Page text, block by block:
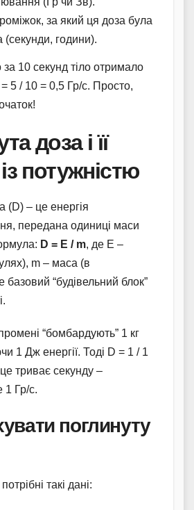
за який ця доза була
(секунди, години).
10 секунд тіло отримало
5 / 10 = 0,5 Гр/с. Просто,
доза і її
потужністю
(D) – це енергія
передана одиниці маси
D = E / m, де E –
m – маса (в
базовий “будівельний блок”
“бомбардують” 1 кг
1 Дж енергії. Тоді D = 1 / 1
триває секунду –
1 Гр/с.
поглинуту
такі дані: